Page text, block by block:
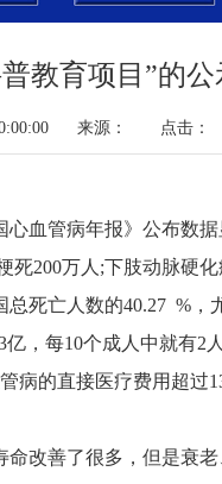
教育项目”的公
00:00:00 来源： 点击：
血管病年报》公布数
200万人;下肢动脉硬
死亡人数的40.27 %，
，每10个成人中就有2
的直接医疗费用超过
改善了很多，但是衰